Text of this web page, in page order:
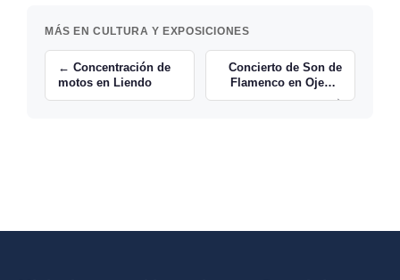
MÁS EN CULTURA Y EXPOSICIONES
← Concentración de
motos en Liendo
Concierto de Son de
Flamenco en Ojedo.
→